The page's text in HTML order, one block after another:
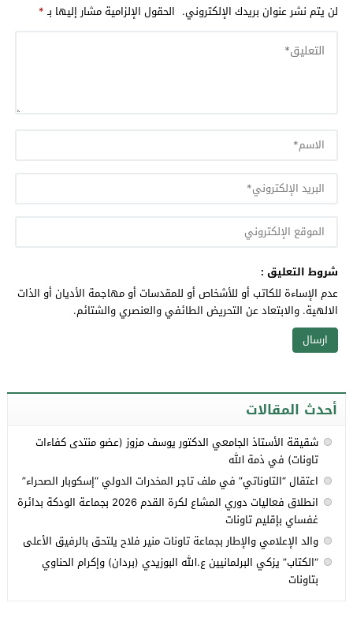
لن يتم نشر عنوان بريدك الإلكتروني. الحقول الإلزامية مشار إليها بـ*
شروط التعليق :
عدم الإساءة للكاتب أو للأشخاص أو للمقدسات أو مهاجمة الأديان أو الذات
الالهية. والابتعاد عن التحريض الطائفي والعنصري والشتائم.
أحدث المقالات
شقيقة الأستاذ الجامعي الدكتور يوسف مزوز (عضو منتدى كفاءات
تاونات) في ذمة الله
اعتقال “التاوناتي” في ملف تاجر المخدرات الدولي “إسكوبار الصحراء”
انطلاق فعاليات دوري المشاع لكرة القدم 2026 بجماعة الودكة بدائرة
غفساي بإقليم تاونات
والد الإعلامي والإطار بجماعة تاونات منير فلاح يلتحق بالرفيق الأعلى
“الكتاب” يزكي البرلمانيين ع.الله البوزيدي (بردان) وإكرام الحناوي
بتاونات